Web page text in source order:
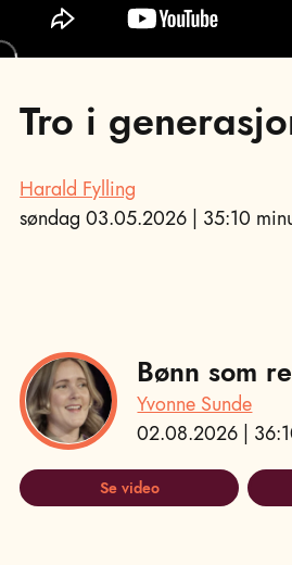
;
Tro i
Harald Fylling
søndag 03.05.2026 | 35:10
Bønn som
Yvonne Sunde
02.08.2026 |
Se video